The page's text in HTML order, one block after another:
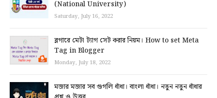
(National University)
Saturday, July 16, 2022
ব্লগারে মেটা ট্যাগ সেট করার নিয়ম। How to set Meta
Tag in Blogger
Monday, July 18, 2022
মজার মজার সব গুগলি ধাঁধা। বাংলা ধাঁধা। নতুন নতুন ধাঁধার